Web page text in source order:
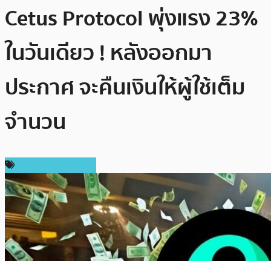
Cetus Protocol พุ่งแรง 23%
ในวันเดียว ! หลังออกมา
ประกาศ จะคืนเงินให้ผู้ใช้เต็ม
จำนวน